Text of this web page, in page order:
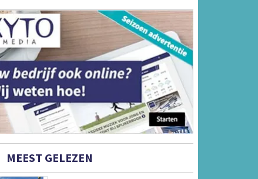
MEEST GELEZEN